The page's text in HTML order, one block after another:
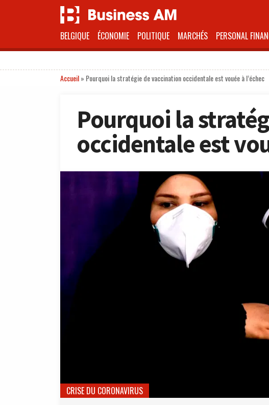
BELGIQUE ÉCONOMIE POLITIQUE MARCHÉS PERSONAL
Accueil» Pourquoi la stratégie de vaccination occidentale est vouée à l’échec
Pourquoi la
occidentale est
CRISE DU CORONAVIRUS